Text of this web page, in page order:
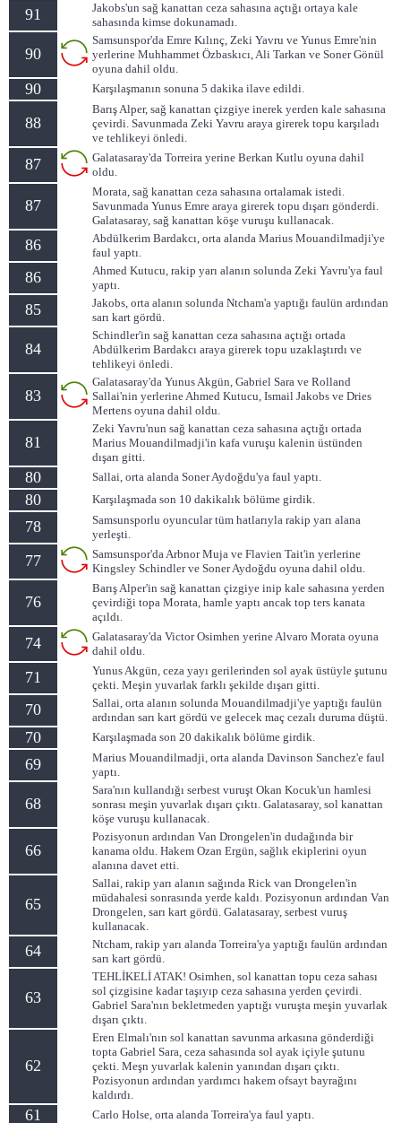
91
Jakobs'un sağ kanattan ceza sahasına açtığı ortaya kale
sahasında kimse dokunamadı.
90
Samsunspor'da Emre Kılınç, Zeki Yavru ve Yunus Emre'nin
yerlerine Muhhammet Özbaskıcı, Ali Tarkan ve Soner Gönül
oyuna dahil oldu.
90 Karşılaşmanın sonuna 5 dakika ilave edildi.
88
Barış Alper, sağ kanattan çizgiye inerek yerden kale sahasına
çevirdi. Savunmada Zeki Yavru araya girerek topu karşıladı
ve tehlikeyi önledi.
87
Galatasaray'da Torreira yerine Berkan Kutlu oyuna dahil
oldu.
87
Morata, sağ kanattan ceza sahasına ortalamak istedi.
Savunmada Yunus Emre araya girerek topu dışarı gönderdi.
Galatasaray, sağ kanattan köşe vuruşu kullanacak.
86
Abdülkerim Bardakcı, orta alanda Marius Mouandilmadji'ye
faul yaptı.
86
Ahmed Kutucu, rakip yarı alanın solunda Zeki Yavru'ya faul
yaptı.
85
Jakobs, orta alanın solunda Ntcham'a yaptığı faulün ardından
sarı kart gördü.
84
Schindler'in sağ kanattan ceza sahasına açtığı ortada
Abdülkerim Bardakcı araya girerek topu uzaklaştırdı ve
tehlikeyi önledi.
83
Galatasaray'da Yunus Akgün, Gabriel Sara ve Rolland
Sallai'nin yerlerine Ahmed Kutucu, Ismail Jakobs ve Dries
Mertens oyuna dahil oldu.
81
Zeki Yavru'nun sağ kanattan ceza sahasına açtığı ortada
Marius Mouandilmadji'in kafa vuruşu kalenin üstünden
dışarı gitti.
80 Sallai, orta alanda Soner Aydoğdu'ya faul yaptı.
80 Karşılaşmada son 10 dakikalık bölüme girdik.
78
Samsunsporlu oyuncular tüm hatlarıyla rakip yarı alana
yerleşti.
77
Samsunspor'da Arbnor Muja ve Flavien Tait'in yerlerine
Kingsley Schindler ve Soner Aydoğdu oyuna dahil oldu.
76
Barış Alper'in sağ kanattan çizgiye inip kale sahasına yerden
çevirdiği topa Morata, hamle yaptı ancak top ters kanata
açıldı.
74
Galatasaray'da Victor Osimhen yerine Alvaro Morata oyuna
dahil oldu.
71
Yunus Akgün, ceza yayı gerilerinden sol ayak üstüyle şutunu
çekti. Meşin yuvarlak farklı şekilde dışarı gitti.
70
Sallai, orta alanın solunda Mouandilmadji'ye yaptığı faulün
ardından sarı kart gördü ve gelecek maç cezalı duruma düştü.
70 Karşılaşmada son 20 dakikalık bölüme girdik.
69
Marius Mouandilmadji, orta alanda Davinson Sanchez'e faul
yaptı.
68
Sara'nın kullandığı serbest vuruşt Okan Kocuk'un hamlesi
sonrası meşin yuvarlak dışarı çıktı. Galatasaray, sol kanattan
köşe vuruşu kullanacak.
66
Pozisyonun ardından Van Drongelen'in dudağında bir
kanama oldu. Hakem Ozan Ergün, sağlık ekiplerini oyun
alanına davet etti.
65
Sallai, rakip yarı alanın sağında Rick van Drongelen'in
müdahalesi sonrasında yerde kaldı. Pozisyonun ardından Van
Drongelen, sarı kart gördü. Galatasaray, serbest vuruş
kullanacak.
64
Ntcham, rakip yarı alanda Torreira'ya yaptığı faulün ardından
sarı kart gördü.
63
TEHLİKELİ ATAK! Osimhen, sol kanattan topu ceza sahası
sol çizgisine kadar taşıyıp ceza sahasına yerden çevirdi.
Gabriel Sara'nın bekletmeden yaptığı vuruşta meşin yuvarlak
dışarı çıktı.
62
Eren Elmalı'nın sol kanattan savunma arkasına gönderdiği
topta Gabriel Sara, ceza sahasında sol ayak içiyle şutunu
çekti. Meşn yuvarlak kalenin yanından dışarı çıktı.
Pozisyonun ardından yardımcı hakem ofsayt bayrağını
kaldırdı.
61 Carlo Holse, orta alanda Torreira'ya faul yaptı.